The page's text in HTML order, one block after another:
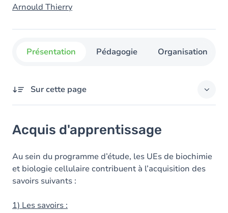
Arnould Thierry
Présentation Pédagogie Organisation
Sur cette page
Objectifs
Contenu
Acquis d'apprentissage
Au sein du programme d’étude, les UEs de biochimie
et biologie cellulaire contribuent à l’acquisition des
savoirs suivants :
1) Les savoirs :